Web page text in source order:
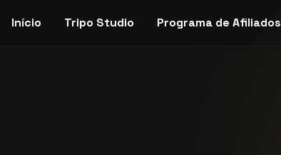
Início Tripo Studio Programa de Afiliados